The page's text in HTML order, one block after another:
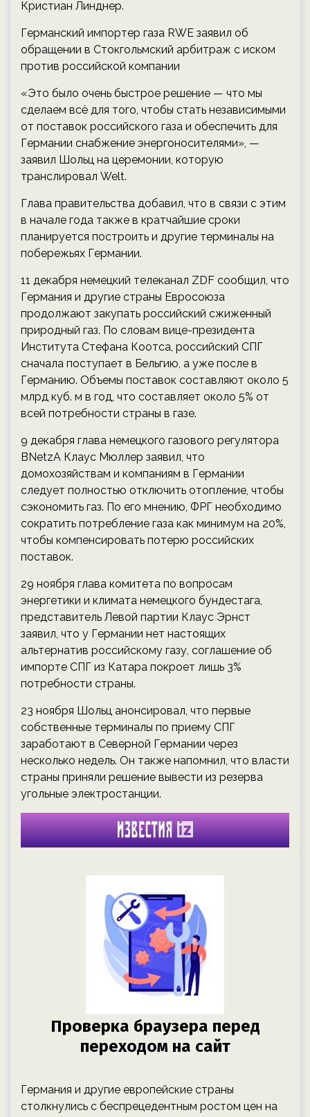
Кристиан Линднер.
Германский импортер газа RWE заявил об
обращении в Стокгольмский арбитраж с иском
против российской компании
«Это было очень быстрое решение — что мы
сделаем всё для того, чтобы стать независимыми
от поставок российского газа и обеспечить для
Германии снабжение энергоносителями», —
заявил Шольц на церемонии, которую
транслировал Welt.
Глава правительства добавил, что в связи с этим
в начале года также в кратчайшие сроки
планируется построить и другие терминалы на
побережьях Германии.
11 декабря немецкий телеканал ZDF сообщил, что
Германия и другие страны Евросоюза
продолжают закупать российский сжиженный
природный газ. По словам вице-президента
Института Стефана Коотса, российский СПГ
сначала поступает в Бельгию, а уже после в
Германию. Объемы поставок составляют около 5
млрд куб. м в год, что составляет около 5% от
всей потребности страны в газе.
9 декабря глава немецкого газового регулятора
BNetzA Клаус Мюллер заявил, что
домохозяйствам и компаниям в Германии
следует полностью отключить отопление, чтобы
сэкономить газ. По его мнению, ФРГ необходимо
сократить потребление газа как минимум на 20%,
чтобы компенсировать потерю российских
поставок.
29 ноября глава комитета по вопросам
энергетики и климата немецкого бундестага,
представитель Левой партии Клаус Эрнст
заявил, что у Германии нет настоящих
альтернатив российскому газу, соглашение об
импорте СПГ из Катара покроет лишь 3%
потребности страны.
23 ноября Шольц анонсировал, что первые
собственные терминалы по приему СПГ
заработают в Северной Германии через
несколько недель. Он также напомнил, что власти
страны приняли решение вывести из резерва
угольные электростанции.
Германия и другие европейские страны
столкнулись с беспрецедентным ростом цен на